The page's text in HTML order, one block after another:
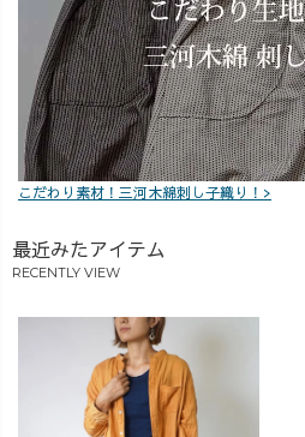
こだわり素材！三河木綿刺し子織り！>
最近みたアイテム
RECENTLY VIEW